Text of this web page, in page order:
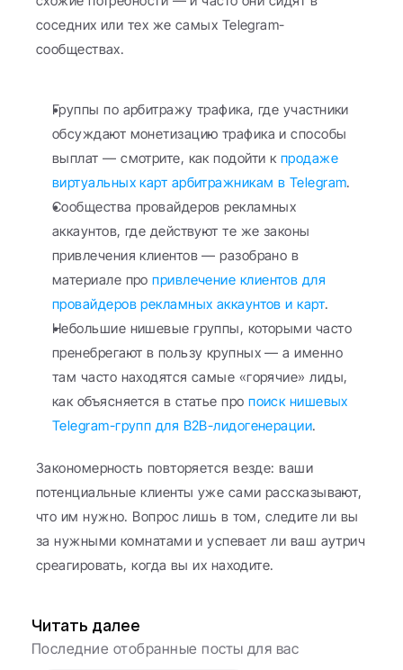
соседних или тех же самых Telegram-
сообществах.
Группы по арбитражу трафика, где участники
обсуждают монетизацию трафика и способы
выплат — смотрите, как подойти к продаже
виртуальных карт арбитражникам в Telegram.
Сообщества провайдеров рекламных
аккаунтов, где действуют те же законы
привлечения клиентов — разобрано в
материале про привлечение клиентов для
провайдеров рекламных аккаунтов и карт.
Небольшие нишевые группы, которыми часто
пренебрегают в пользу крупных — а именно
там часто находятся самые «горячие» лиды,
как объясняется в статье про поиск нишевых
Telegram-групп для B2B-лидогенерации.
Закономерность повторяется везде: ваши
потенциальные клиенты уже сами рассказывают,
что им нужно. Вопрос лишь в том, следите ли вы
за нужными комнатами и успевает ли ваш аутрич
среагировать, когда вы их находите.
Читать далее
Последние отобранные посты для вас